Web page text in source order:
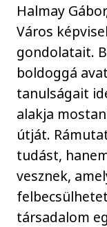
Halmay
Város
gondolatait.
boldoggá
tanulságait
alakja
útját.
tudást,
vesznek,
társadalom